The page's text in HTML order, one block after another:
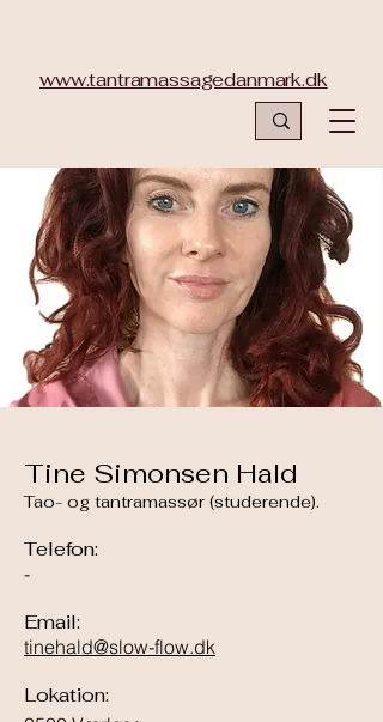
www.tantramassagedanmark.dk
Tine Simonsen Hald
Tao- og tantramassør (studerende).
Telefon:
-
Email:
tinehald@slow-flow.dk
Lokation: